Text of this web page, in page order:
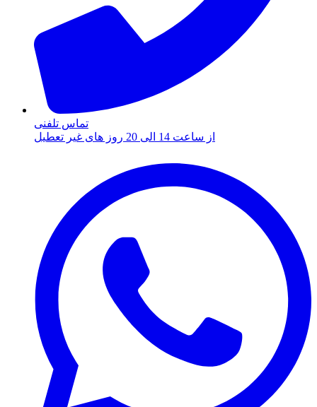
تماس تلفنی
از ساعت 14 الی 20 روز های غیر تعطیل